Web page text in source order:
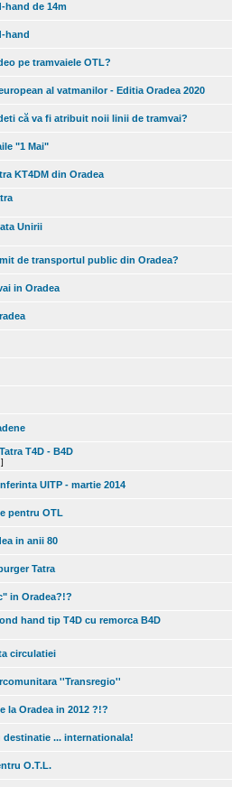
hand de 14m
hand
pe tramvaiele OTL?
al vatmanilor - Editia Oradea 2020
că va fi atribuit noii linii de tramvai?
"1 Mai"
KT4DM din Oradea
Unirii
de transportul public din Oradea?
in Oradea
T4D - B4D
]
UITP - martie 2014
pentru OTL
in anii 80
Tatra
in Oradea?!?
hand tip T4D cu remorca B4D
circulatiei
''Transregio''
la Oradea in 2012 ?!?
... internationala!
O.T.L.